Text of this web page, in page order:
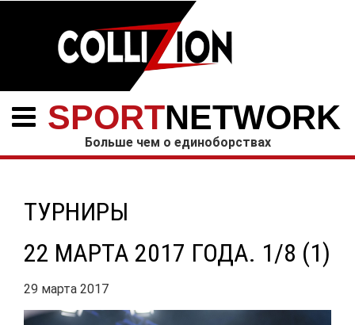
SPORTNETWORK
Больше чем о единоборствах
ТУРНИРЫ
22 МАРТА 2017 ГОДА. 1/8 (1)
29 марта 2017